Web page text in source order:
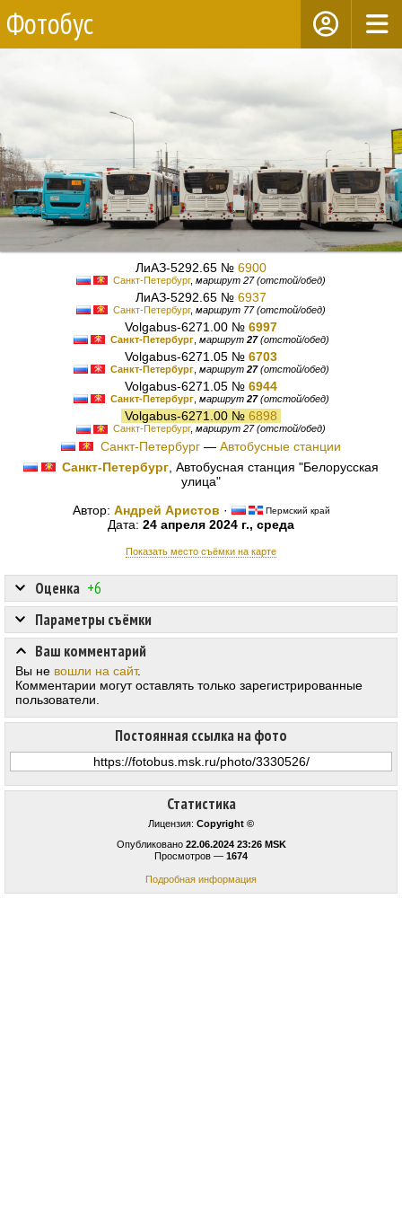
Фотобус
ЛиАЗ-5292.65 № 6900
Санкт-Петербург, маршрут 27 (отстой/обед)
ЛиАЗ-5292.65 № 6937
Санкт-Петербург, маршрут 77 (отстой/обед)
Volgabus-6271.00 № 6997
Санкт-Петербург, маршрут 27(отстой/обед)
Volgabus-6271.05 № 6703
Санкт-Петербург, маршрут 27(отстой/обед)
Volgabus-6271.05 № 6944
Санкт-Петербург, маршрут 27(отстой/обед)
Volgabus-6271.00 № 6898
Санкт-Петербург, маршрут 27 (отстой/обед)
Санкт-Петербург — Автобусные станции
Санкт-Петербург , Автобусная станция "Белорусская
улица"
Автор: Андрей Аристов · Пермский край
Дата: 24 апреля 2024 г., среда
Показать место съёмки на карте
Статистика
Лицензия: Copyright ©
Опубликовано 22.06.2024 23:26 MSK
Просмотров — 1674
Подробная информация
Оценка +6
Постоянная ссылка на фото
Параметры съёмки
Ваш комментарий
Вы не вошли на сайт.
Комментарии могут оставлять только зарегистрированные
пользователи.